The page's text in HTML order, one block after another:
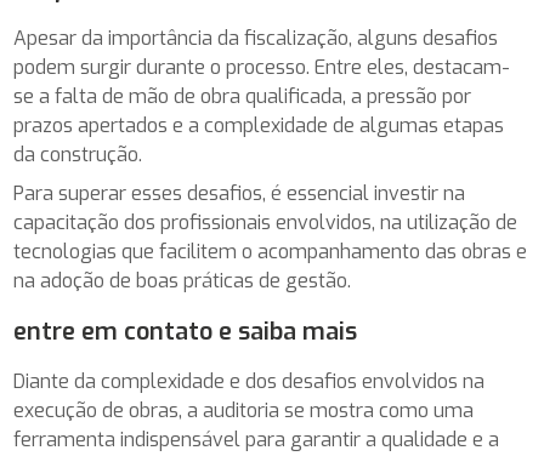
Apesar da importância da fiscalização, alguns desafios
podem surgir durante o processo. Entre eles, destacam-
se a falta de mão de obra qualificada, a pressão por
prazos apertados e a complexidade de algumas etapas
da construção.
Para superar esses desafios, é essencial investir na
capacitação dos profissionais envolvidos, na utilização de
tecnologias que facilitem o acompanhamento das obras e
na adoção de boas práticas de gestão.
entre em contato e saiba mais
Diante da complexidade e dos desafios envolvidos na
execução de obras, a auditoria se mostra como uma
ferramenta indispensável para garantir a qualidade e a